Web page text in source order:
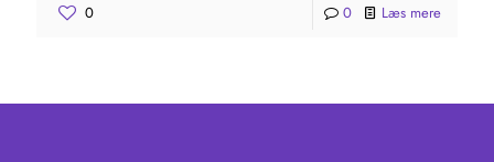
0 0 Læs mere